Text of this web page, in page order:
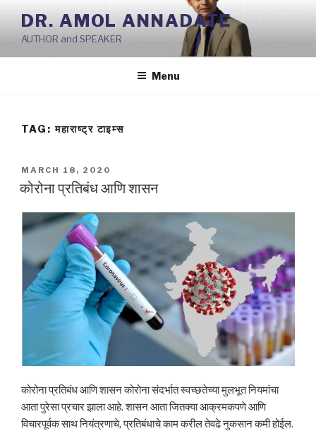
Skip
content
DR. AMOL ANNADATE
AUTHOR and SPEAKER
Menu
TAG:महाराष्ट्र टाइम्स
POSTED
ON
MARCH 18, 2020
कोरोना प्रतिबंध आणि शासन
कोरोना प्रतिबंध आणि शासन कोरोना संदर्भात स्वच्छतेच्या मुलभूत नियमांचा
आता पुरेसा प्रचार झाला आहे. शासन आता जितक्या आक्रमकपणे आणि
विचारपूर्वक साथ नियंत्रणाचे, प्रतिबंधाचे काम करील तेवढे नुकसान कमी होईल.